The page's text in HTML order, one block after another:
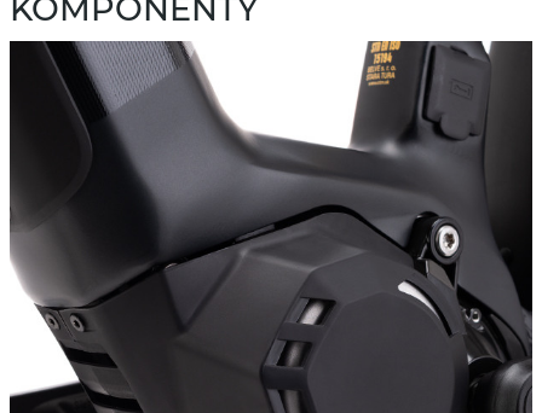
KOMPONENTY